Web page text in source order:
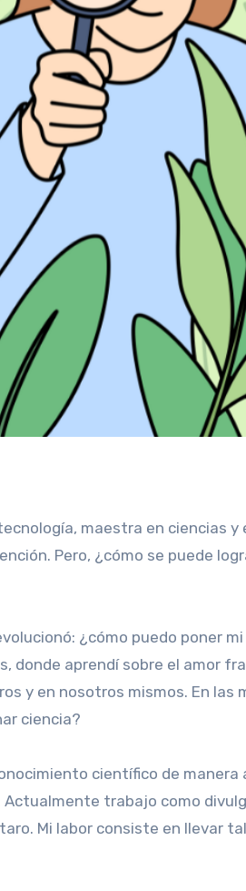
maestra en ciencias
Pero, ¿cómo se puede
¿cómo puedo poner
aprendí sobre el amor
y en nosotros mismos. En las
ciencia?
científico de
trabajo como
Mi labor consiste en llevar